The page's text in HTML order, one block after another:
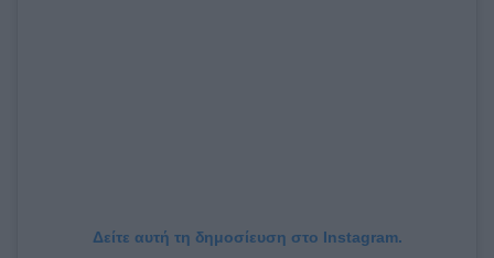
Δείτε αυτή τη δημοσίευση στο Instagram.